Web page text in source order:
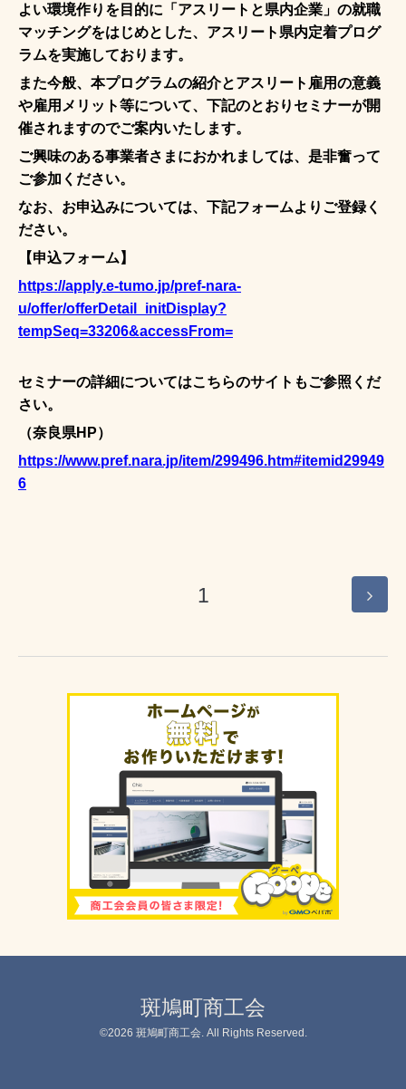
よい環境作りを目的に「アスリートと県内企業」の就職
マッチングをはじめとした、アスリート県内定着プログ
ラムを実施しております。
また今般、本プログラムの紹介とアスリート雇用の意義
や雇用メリット等について、下記のとおりセミナーが開
催されますのでご案内いたします。
ご興味のある事業者さまにおかれましては、是非奮って
ご参加ください。
なお、お申込みについては、下記フォームよりご登録く
ださい。
【申込フォーム】
https://apply.e-tumo.jp/pref-nara-
u/offer/offerDetail_initDisplay?
tempSeq=33206&accessFrom=
セミナーの詳細についてはこちらのサイトもご参照くだ
さい。
（奈良県HP）
https://www.pref.nara.jp/item/299496.htm#itemid29949
6
1
斑鳩町商工会
©2026 斑鳩町商工会. All Rights Reserved.